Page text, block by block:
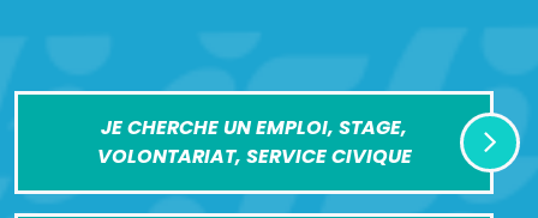
JE CHERCHE UN EMPLOI, STAGE,
VOLONTARIAT, SERVICE CIVIQUE